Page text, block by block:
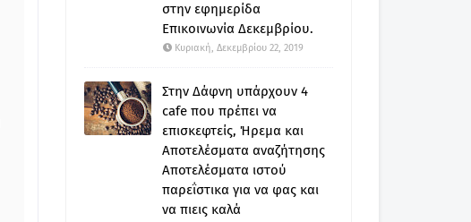
στην εφημερίδα
Επικοινωνία Δεκεμβρίου.
Κυριακή, Δεκεμβρίου 22, 2019
Στην Δάφνη υπάρχουν 4
cafe που πρέπει να
επισκεφτείς, Ήρεμα και
Αποτελέσματα αναζήτησης
Αποτελέσματα ιστού
παρεΐστικα για να φας και
να πιεις καλά